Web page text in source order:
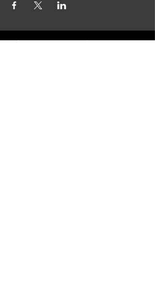
STAY UP TO DATE